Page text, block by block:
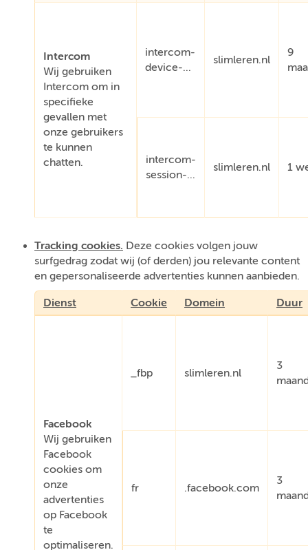
Intercom
Wij gebruiken
Intercom om in
specifieke
gevallen met
onze gebruikers
te kunnen
chatten.
intercom-
device-...
slimleren.nl
9
intercom-
session-...
slimleren.nl 1
Tracking cookies. Deze cookies volgen jouw
surfgedrag zodat wij (of derden) jou relevante content
en gepersonaliseerde advertenties kunnen aanbieden.
Dienst Cookie Domein Duur
Facebook
Wij gebruiken
Facebook
cookies om
onze
advertenties
op Facebook
te
optimaliseren.
_fbp slimleren.nl
3
fr .facebook.com
3